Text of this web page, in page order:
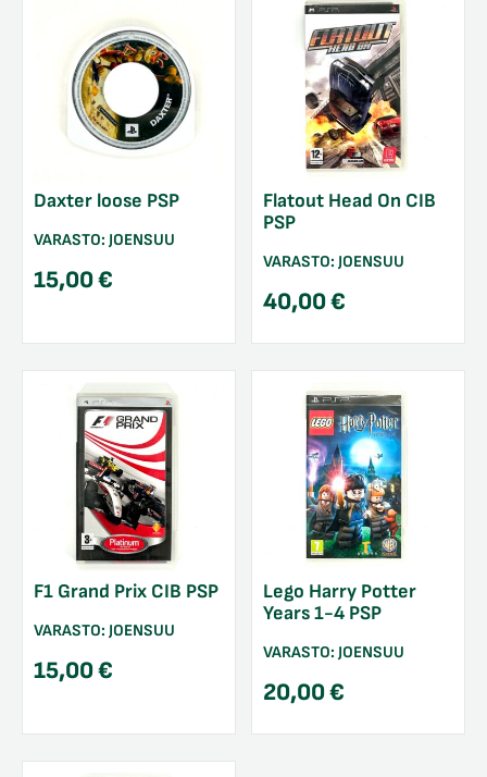
Daxter loose PSP
VARASTO: JOENSUU
15,00€
Flatout Head On CIB
PSP
VARASTO: JOENSUU
40,00€
F1 Grand Prix CIB PSP
VARASTO: JOENSUU
15,00€
Lego Harry Potter
Years 1-4 PSP
VARASTO: JOENSUU
20,00€